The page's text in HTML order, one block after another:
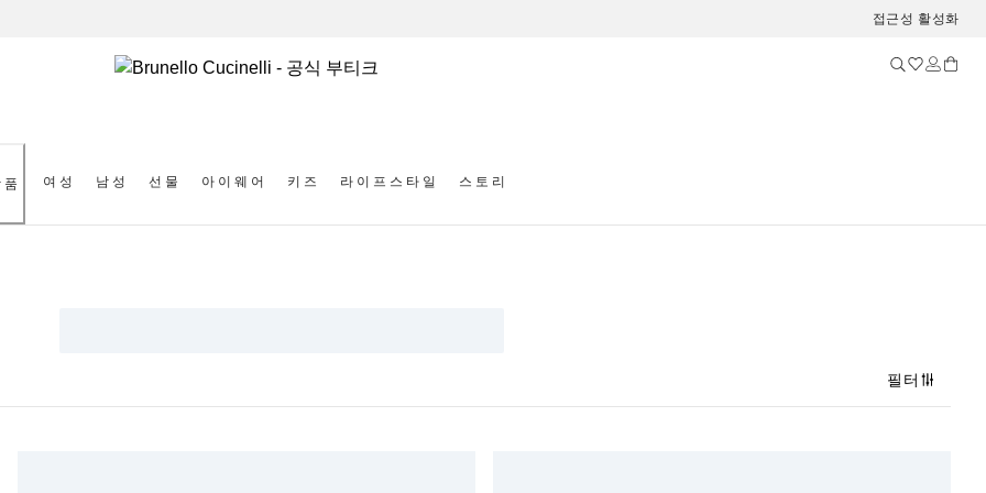
접근성 활성화
여성 남성 선물 아이웨어 키즈 라이프스타일 스토리
필터